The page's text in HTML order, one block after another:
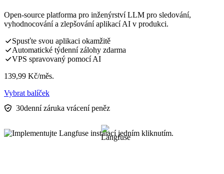
Open-source platforma pro inženýrství LLM pro sledování,
vyhodnocování a zlepšování aplikací AI v produkci.
Spusťte svou aplikaci okamžitě
Automatické týdenní zálohy zdarma
VPS spravovaný pomocí AI
139,99 Kč/měs.
Vybrat balíček
30denní záruka vrácení peněz